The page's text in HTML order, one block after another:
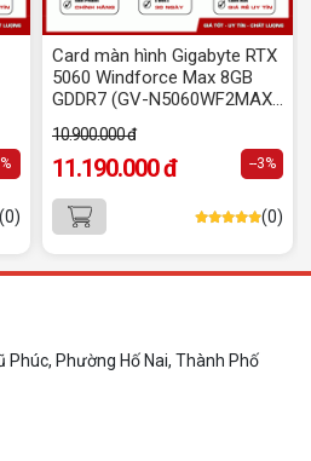
laptop học sinh, sinh viên nên
mẫu laptop cho học sinh sinh viên
ngân sách và ngành học: tiêu chí
cấu hình nên có và cách kiểm tra máy
vụ build PC gaming tại Đồng Nai uy
nghiệp
vụ build PC gaming tại Đồng Nai uy tín, cấu
tối ưu chi phí, test máy tại chỗ. Khám
địa chỉ tư vấn và lắp đặt dàn PC chơi
mượt mà!
đảm bảo hệ thống vận hành ổn định và
chi phí. Xem ngay hướng dẫn tại đây
(0)
Card màn hình Gigabyte RTX
5060 Windforce Max 8GB
GDDR7 (GV-N5060WF2MAX-
10.900.000 đ
11.190.000 đ --3%
(0)
Phúc, Phường Hố Nai, Thành Phố